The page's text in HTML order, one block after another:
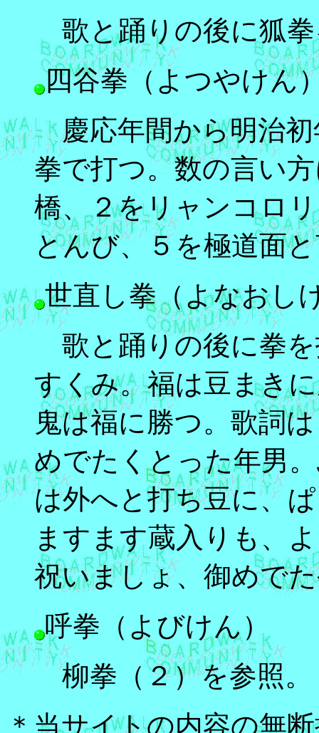
歌と踊りの後に狐
四谷拳（よつやけん
慶応年間から明治初
拳で打つ。数の言い
橋、２をリャンコロ
とんび、５を極道面
世直し拳（よなおし
歌と踊りの後に拳
すくみ。福は豆まき
鬼は福に勝つ。歌詞
めでたくとった年男
は外へと打ち豆に、
ますます蔵入りも、
祝いましょ、御めで
呼拳（よびけん）
柳拳（２）を参照。
＊当サイトの内容の無